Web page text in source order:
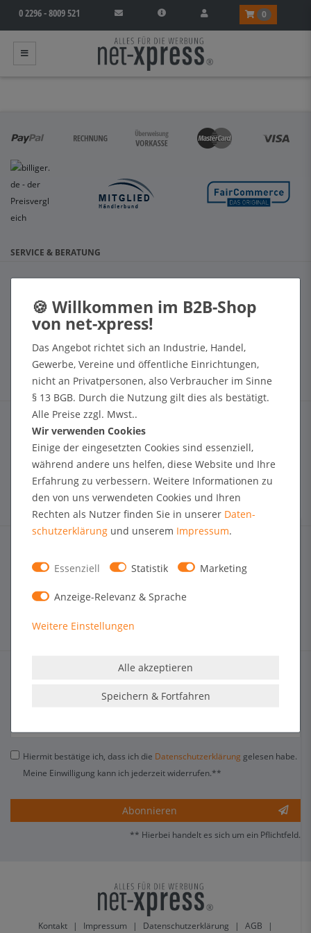
0 2296 - 8009 521 0
SERVICE & BERATUNG
Zahlungsarten
Versandarten & -kosten
Widerrufsrecht
Glossar
MEIN KONTO
Registrieren
Händlerregistrierung
Warenkorb
BELIEBTE KATEGORIEN
Klapprahmen Alu
Schaukasten innen B1
Hiermit bestätige ich, dass ich die Daten­schutz­erklärung gelesen habe.
Meine Einwilligung kann ich jederzeit widerrufen.**
Abonnieren
** Hierbei handelt es sich um ein Pflichtfeld.
Kontakt | Impressum | Datenschutzerklärung | AGB |
Das Angebot richtet sich an Industrie, Handel,
Gewerbe, Vereine und öffentliche Einrichtungen,
nicht an Privatpersonen, also Verbraucher im Sinne
§ 13 BGB. Durch die Nutzung gilt dies als bestätigt.
Alle Preise zzgl. Mwst..
Wir verwenden Cookies
Einige der eingesetzten Cookies sind essenziell,
während andere uns helfen, diese Website und Ihre
Erfahrung zu verbessern. Weitere Informationen zu
den von uns verwendeten Cookies und Ihren
Rechten als Nutzer finden Sie in unserer Daten­
schutz­erklärung und unserem Impressum.
Essenziell Statistik Marketing
Anzeige-Relevanz & Sprache
Weitere Einstellungen
Alle akzeptieren
Speichern & Fortfahren